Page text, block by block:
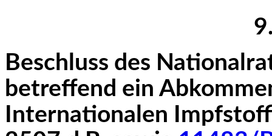
Beschluss des
betreffend ein
Internationalen